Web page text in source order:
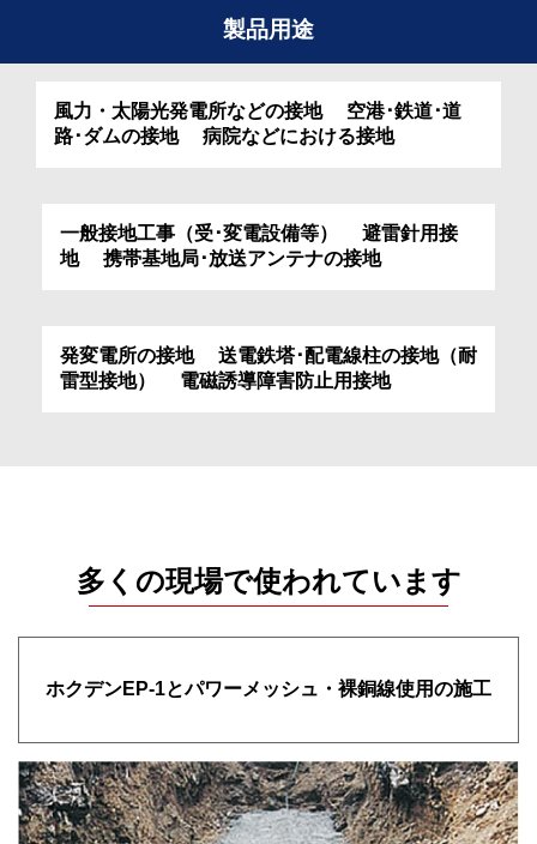
製品用途
風力・太陽光発電所などの接地 空港･鉄道･道
路･ダムの接地 病院などにおける接地
一般接地工事（受･変電設備等） 避雷針用接
地 携帯基地局･放送アンテナの接地
発変電所の接地 送電鉄塔･配電線柱の接地（耐
雷型接地） 電磁誘導障害防止用接地
多くの現場で使われています
ホクデンEP-1とパワーメッシュ・裸銅線使用の施工